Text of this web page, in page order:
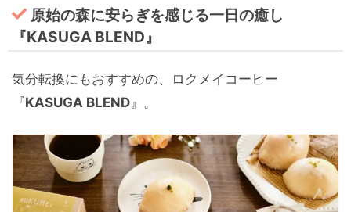
原始の森に安らぎを感じる一日の癒し
『KASUGA BLEND』
気分転換にもおすすめの、ロクメイコーヒー
『KASUGA BLEND 』。